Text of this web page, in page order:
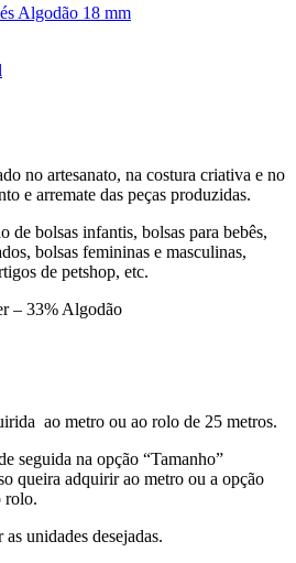
Algodão 18 mm
no artesanato, na costura criativa e no
e arremate das peças produzidas.
de bolsas infantis, bolsas para bebês,
bolsas femininas e masculinas,
de petshop, etc.
– 33% Algodão
ao metro ou ao rolo de 25 metros.
seguida na opção “Tamanho”
queira adquirir ao metro ou a opção
rolo.
unidades desejadas.